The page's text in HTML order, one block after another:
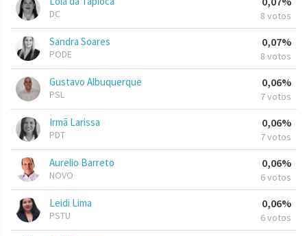
DC 8 votos
Sandra Soares
PODE
0,07%
8 votos
Gustavo Albuquerque
PSL
0,06%
7 votos
Irmã Larissa
PDT
0,06%
7 votos
Aurelio Barreto
NOVO
0,06%
6 votos
Leidi Lima
PSTU
0,06%
6 votos